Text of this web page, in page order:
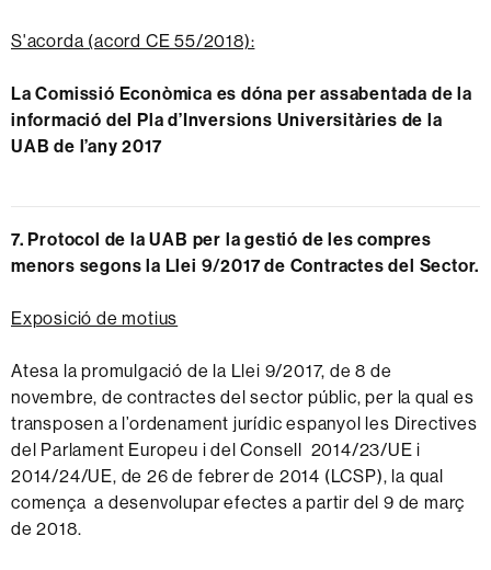
S'acorda (acord CE 55/2018):
La Comissió Econòmica es dóna per assabentada de la
informació del Pla d’Inversions Universitàries de la
UAB de l’any 2017
7. Protocol de la UAB per la gestió de les compres
menors segons la Llei 9/2017 de Contractes del Sector.
Exposició de motius
Atesa la promulgació de la Llei 9/2017, de 8 de
novembre, de contractes del sector públic, per la qual es
transposen a l’ordenament jurídic espanyol les Directives
del Parlament Europeu i del Consell 2014/23/UE i
2014/24/UE, de 26 de febrer de 2014 (LCSP), la qual
comença a desenvolupar efectes a partir del 9 de març
de 2018.